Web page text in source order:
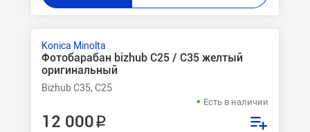
Konica Minolta
Фотобарабан bizhub C25 / C35 желтый
оригинальный
Bizhub C35, C25
Есть в наличии
12 000 ₽